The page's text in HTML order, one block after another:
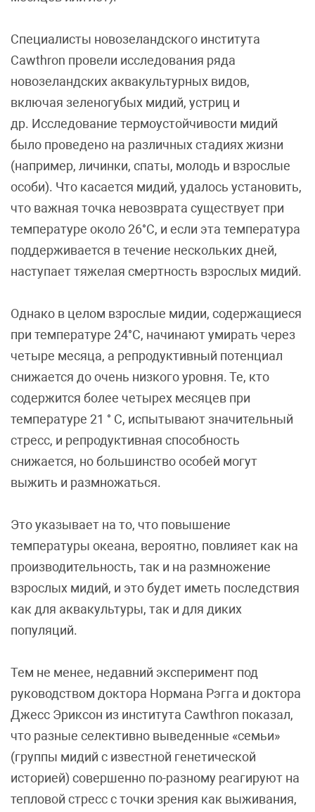
Специалисты новозеландского института
Cawthron провели исследования ряда
новозеландских аквакультурных видов,
включая зеленогубых мидий, устриц и
др. Исследование термоустойчивости мидий
было проведено на различных стадиях жизни
(например, личинки, спаты, молодь и взрослые
особи). Что касается мидий, удалось установить,
что важная точка невозврата существует при
температуре около 26°C, и если эта температура
поддерживается в течение нескольких дней,
наступает тяжелая смертность взрослых мидий.
Однако в целом взрослые мидии, содержащиеся
при температуре 24°C, начинают умирать через
четыре месяца, а репродуктивный потенциал
снижается до очень низкого уровня. Те, кто
содержится более четырех месяцев при
температуре 21 ° C, испытывают значительный
стресс, и репродуктивная способность
снижается, но большинство особей могут
выжить и размножаться.
Это указывает на то, что повышение
температуры океана, вероятно, повлияет как на
производительность, так и на размножение
взрослых мидий, и это будет иметь последствия
как для аквакультуры, так и для диких
популяций.
Тем не менее, недавний эксперимент под
руководством доктора Нормана Рэгга и доктора
Джесс Эриксон из института Cawthron показал,
что разные селективно выведенные «семьи»
(группы мидий с известной генетической
историей) совершенно по-разному реагируют на
тепловой стресс с точки зрения как выживания,